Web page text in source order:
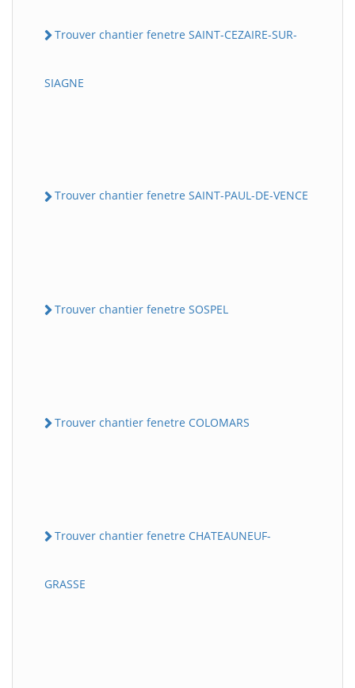
Trouver chantier fenetre SAINT-CEZAIRE-SUR-
SIAGNE
Trouver chantier fenetre SAINT-PAUL-DE-VENCE
Trouver chantier fenetre SOSPEL
Trouver chantier fenetre COLOMARS
Trouver chantier fenetre CHATEAUNEUF-
GRASSE